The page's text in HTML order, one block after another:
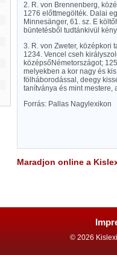
2. R. von Brennenberg,
1276 előttmegölték. Dalai
Minnesänger, 61. sz. E
büntetésből tudtánkivül
3. R. von Zweter, középkori
1234. Vencel cseh
középsőNémetországot;
melyekben a kor nagy és
fölháborodással, deegy
tanítványa és mint mestere,
Forrás: Pallas Nagylexikon
Maradjon online a
© 2026